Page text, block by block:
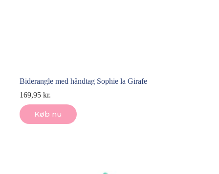
Biderangle med håndtag Sophie la Girafe
169,95 kr.
Køb nu